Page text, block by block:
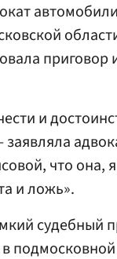
приговор
и
что она,
и ложь».
судебный